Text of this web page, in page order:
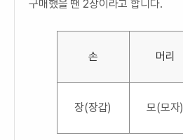
구매했을 땐 2장이라고 합니다.
손 머리
장(장갑) 모(모자)